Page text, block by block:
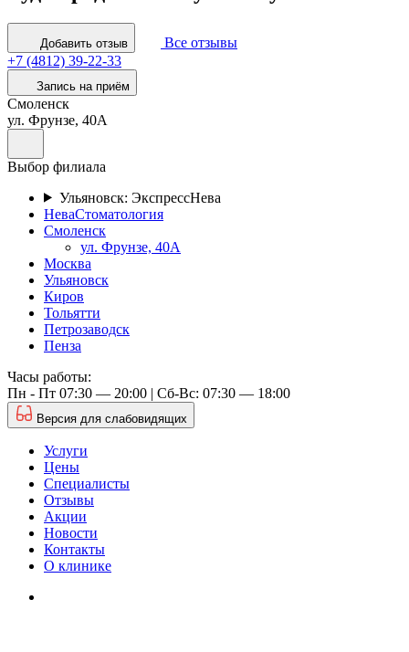
Добавить отзыв
Все отзывы
+7 (4812) 39-22-33
Запись на приём
Смоленск
ул. Фрунзе, 40А
Выбор филиала
Ульяновск: ЭкспрессНева
НеваСтоматология
Смоленск
ул. Фрунзе, 40А
Москва
Ульяновск
Киров
Тольятти
Петрозаводск
Пенза
Часы работы:
Пн - Пт 07:30 — 20:00 | Cб-Вс: 07:30 — 18:00
Версия для слабовидящих
Услуги
Цены
Специалисты
Отзывы
Акции
Новости
Контакты
О клинике